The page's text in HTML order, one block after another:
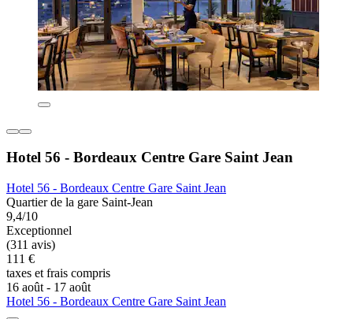
Hotel 56 - Bordeaux Centre Gare Saint Jean
Hotel 56 - Bordeaux Centre Gare Saint Jean
Quartier de la gare Saint-Jean
9,4/10
Exceptionnel
(311 avis)
111 €
taxes et frais compris
16 août - 17 août
Hotel 56 - Bordeaux Centre Gare Saint Jean